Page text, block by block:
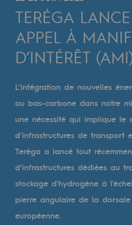
Transversalité et
Notre culture et nos
Une organisation
Notre organisation
Notre
Gouvernance
Publications
Où nous trouver
Les énergies d'avenir
TERÉGA
APPEL À
D’INTÉRÊT
L’intégration de nouvelles
ou bas-carbone dans notre
une nécessité qui implique le
d’infrastructures de transport
Teréga a lancé tout
d’infrastructures dédiées au
stockage d'hydrogène à
pierre angulaire de la
européenne.